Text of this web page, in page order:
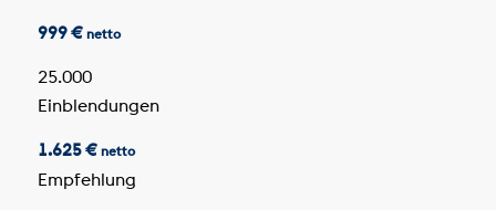
999 € netto
25.000
Einblendungen
1.625 € netto
Empfehlung